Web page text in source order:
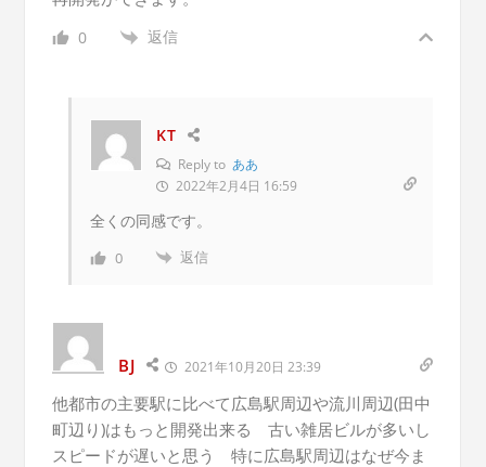
0 返信
KT
Reply to ああ
2022年2月4日 16:59
全くの同感です。
0 返信
BJ 2021年10月20日 23:39
他都市の主要駅に比べて広島駅周辺や流川周辺(田中
町辺り)はもっと開発出来る 古い雑居ビルが多いし
スピードが遅いと思う 特に広島駅周辺はなぜ今ま